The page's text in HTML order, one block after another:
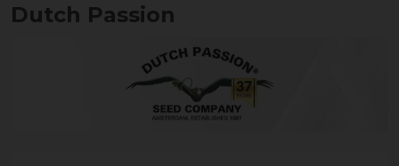
Dutch Passion